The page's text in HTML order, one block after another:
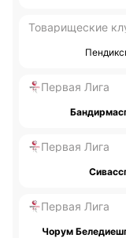
Товарищеские
Первая Лига
Первая Лига
Первая Лига
Чорум